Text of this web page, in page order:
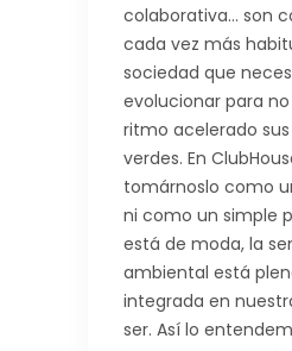
colaborativa… son
cada vez más
sociedad que
evolucionar para
ritmo acelerado sus
verdes. En
tomárnoslo como
ni como un simple
está de moda, la
ambiental está
integrada en
ser. Así lo